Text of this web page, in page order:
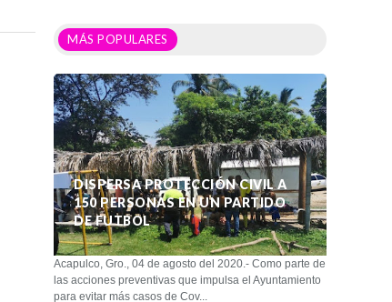
MÁS POPULARES
DISPERSA PROTECCIÓN CIVIL A
150 PERSONAS EN UN PARTIDO
DE FUTBOL
Acapulco, Gro., 04 de agosto del 2020.- Como parte de
las acciones preventivas que impulsa el Ayuntamiento
para evitar más casos de Cov...